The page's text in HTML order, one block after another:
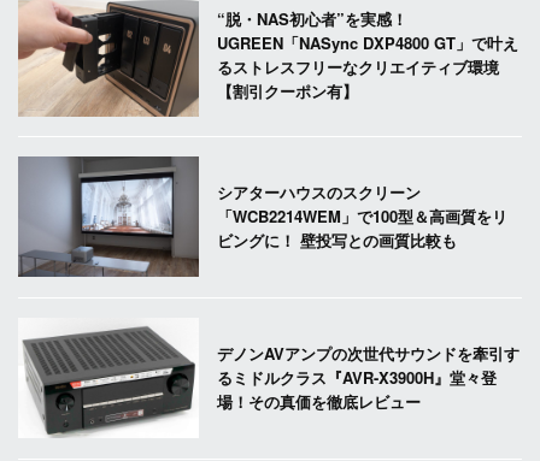
“脱・NAS初心者”を実感！
UGREEN「NASync DXP4800 GT」で叶え
るストレスフリーなクリエイティブ環境
【割引クーポン有】
シアターハウスのスクリーン
「WCB2214WEM」で100型＆高画質をリ
ビングに！ 壁投写との画質比較も
デノンAVアンプの次世代サウンドを牽引す
るミドルクラス『AVR-X3900H』堂々登
場！その真価を徹底レビュー